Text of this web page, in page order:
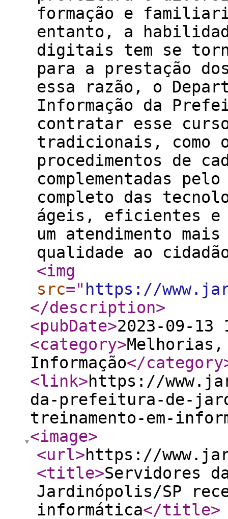
formação e
entanto, a
digitais tem se
para a prestação
essa razão, o
Informação da
contratar esse
tradicionais, como
procedimentos de
complementadas
completo das
ágeis, eficientes e
um atendimento
qualidade ao
<img
src=" https://
</description>
<pubDate>2023-09-13
<category>
Informação</category
<link>https://
da-prefeitura-de-
treinamento-em-
<image>
<url>https://
<title>Servidores
Jardinópolis/SP
informática</title>